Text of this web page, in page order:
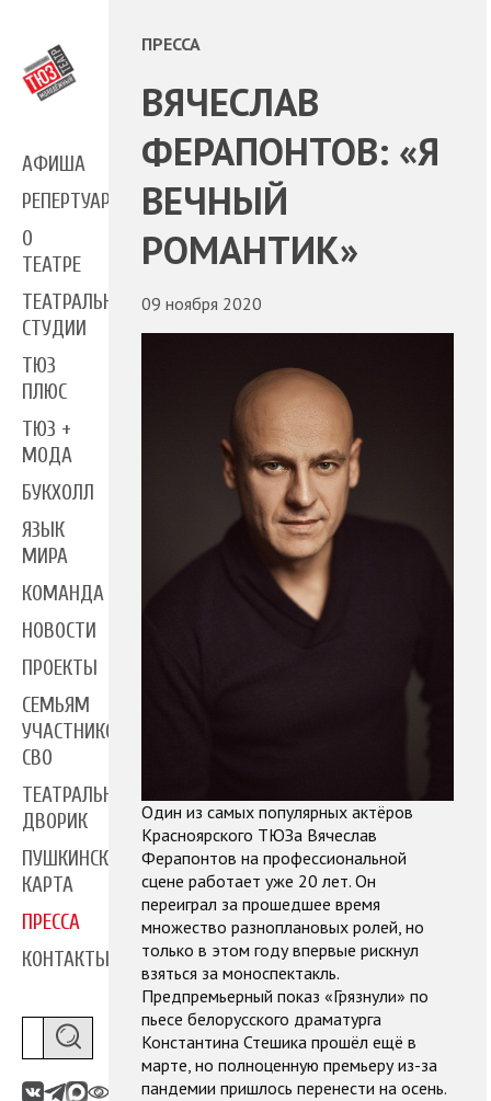
АФИША
РЕПЕРТУАР
О
ТЕАТРЕ
ТЕАТРАЛЬНЫЕ
СТУДИИ
ТЮЗ
ПЛЮС
ТЮЗ +
МОДА
БУКХОЛЛ
ЯЗЫК
МИРА
КОМАНДА
НОВОСТИ
ПРОЕКТЫ
СЕМЬЯМ
УЧАСТНИКОВ
СВО
ТЕАТРАЛЬНЫЙ
ДВОРИК
ПУШКИНСКАЯ
КАРТА
ПРЕССА
КОНТАКТЫ
ПРЕССА
ВЯЧЕСЛАВ
ФЕРАПОНТОВ: «Я
ВЕЧНЫЙ
РОМАНТИК»
09 ноября 2020
Один из самых популярных актёров
Красноярского ТЮЗа Вячеслав
Ферапонтов на профессиональной
сцене работает уже 20 лет. Он
переиграл за прошедшее время
множество разноплановых ролей, но
только в этом году впервые рискнул
взяться за моноспектакль.
Предпремьерный показ «Грязнули» по
пьесе белорусского драматурга
Константина Стешика прошёл ещё в
марте, но полноценную премьеру из-за
пандемии пришлось перенести на осень.